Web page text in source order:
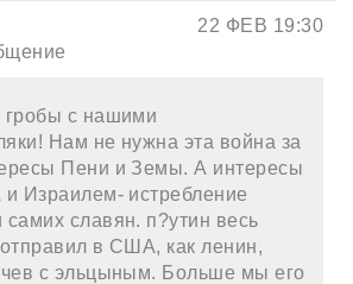
22 ФЕВ 19:30
гробы с нашими
Нам не нужна эта война за
Пени и Земы. А интересы
Израилем- истребление
славян. п?утин весь
в США, как ленин,
с эльцыным. Больше мы его